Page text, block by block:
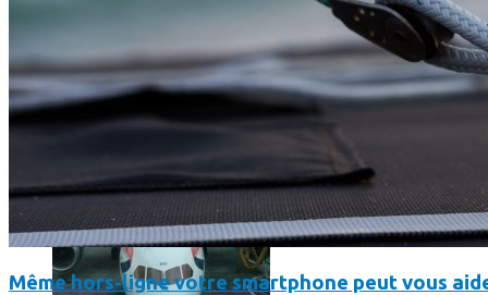
Comment réduire au maximum la consommation de son
Même hors-ligne votre smartphone peut vous